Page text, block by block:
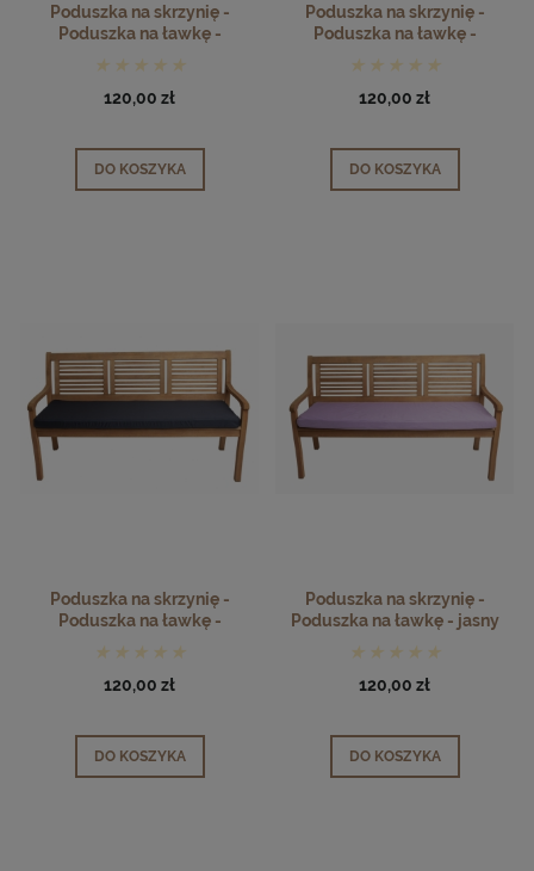
Poduszka na skrzynię -
Poduszka na ławkę -
120,00 zł
DO KOSZYKA
Poduszka na skrzynię -
Poduszka na ławkę -
120,00 zł
DO KOSZYKA
Poduszka na skrzynię -
Poduszka na ławkę -
120,00 zł
DO KOSZYKA
Poduszka na skrzynię -
Poduszka na ławkę - jasny
120,00 zł
DO KOSZYKA